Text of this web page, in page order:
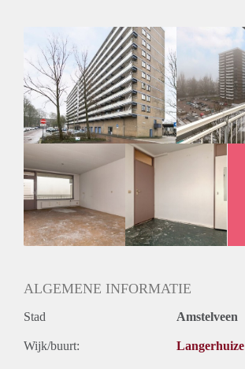
Huurtoeslag
Niet mogelijk
Inkomen eis
3,1 X Maandhuur Bruto
Huurtermijn
Onbepaalde termijn
Oplevering
Kaal
ALGEMENE INFORMATIE
Stad Amstelveen
Wijk/buurt: Langerhuize